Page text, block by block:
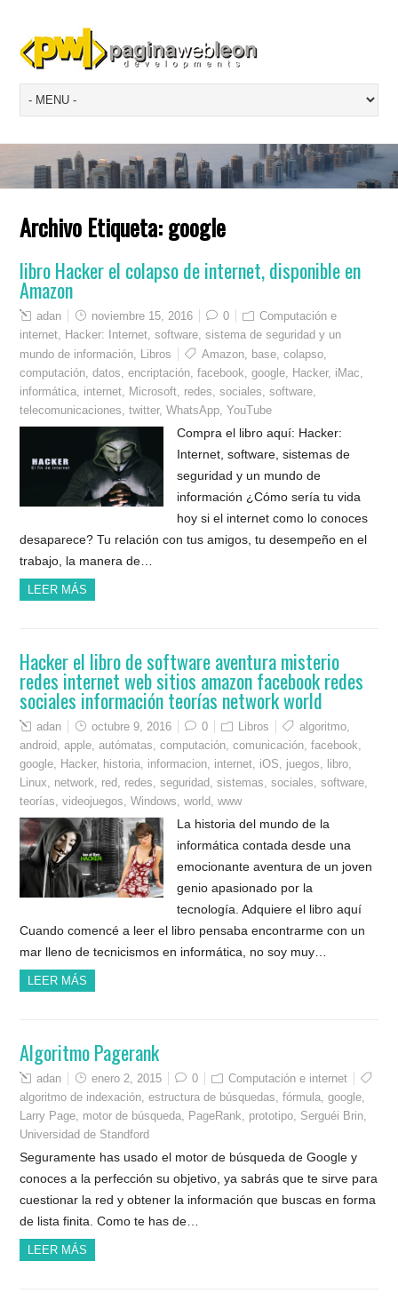
Archivo Etiqueta:google
libro Hacker el colapso de internet, disponible en
Amazon
adan noviembre 15, 2016 0
Computación e
internet
Hacker: Internet, software, sistema de seguridad y un
mundo de información
Libros Amazon base ,colapso
computación ,datos ,encriptación ,facebook ,google Hacker, iMac
informática internet Microsoft redes ,sociales ,software
telecomunicaciones ,twitter,WhatsApp ,YouTube
Compra el libro aquí: Hacker:
Internet, software, sistemas de
seguridad y un mundo de
información ¿Cómo sería tu vida
hoy si el internet como lo conoces
desaparece? Tu relación con tus amigos, tu desempeño en el
trabajo, la manera de…
LEER MÁS
Hacker el libro de software aventura misterio
redes internet web sitios amazon facebook redes
sociales información teorías network world
adan octubre 9, 2016 0 Libros algoritmo
android
,apple ,autómatas ,computación ,comunicación ,facebook
google
Hacker, historia informacion internet iOS juegos libro
Linux
network red redes ,seguridad ,sistemas ,sociales ,software
teorías ,videojuegos ,Windows ,world ,www
La historia del mundo de la
informática contada desde una
emocionante aventura de un joven
genio apasionado por la
tecnología. Adquiere el libro aquí
Cuando comencé a leer el libro pensaba encontrarme con un
mar lleno de tecnicismos en informática, no soy muy…
LEER MÁS
Algoritmo Pagerank
adan enero 2, 2015 0
Computación e internet
algoritmo de indexación ,estructura de búsquedas ,fórmula ,google
Larry Page motor de búsqueda PageRank prototipo Serguéi Brin
Universidad de Standford
Seguramente has usado el motor de búsqueda de Google y
conoces a la perfección su objetivo, ya sabrás que te sirve para
cuestionar la red y obtener la información que buscas en forma
de lista finita. Como te has de…
LEER MÁS